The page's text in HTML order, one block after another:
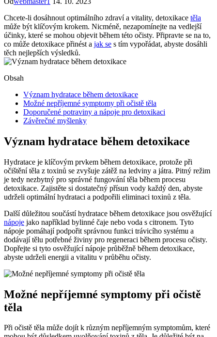
Chcete-li dosáhnout optimálního zdraví a vitality, detoxikace těla
může být klíčovým krokem. Nicméně, nezapomínejte na vedlejší
účinky, které se mohou objevit během této očisty. Připravte se na to,
co může detoxikace přinést a jak se s tím vypořádat, abyste dosáhli
těch nejlepších výsledků.
Obsah
Význam hydratace během detoxikace
Možné nepříjemné symptomy při očistě těla
Doporučené potraviny a nápoje pro detoxikaci
Závěrečné myšlenky
Význam hydratace během detoxikace
Hydratace je klíčovým prvkem během detoxikace, protože při
očištění těla z toxinů se zvyšuje zátěž na ledviny a játra. Pitný režim
je tedy nezbytný pro správné fungování těla během procesu
detoxikace. Zajistěte si dostatečný přísun vody každý den, abyste
udrželi optimální hydrataci a podpořili eliminaci toxinů z těla.
Další důležitou součástí hydratace během detoxikace jsou osvěžující
nápoje jako například bylinné čaje nebo voda s citronem. Tyto
nápoje pomáhají podpořit správnou funkci trávicího systému a
dodávají tělu potřebné živiny pro regeneraci během procesu očisty.
Dopřejte si tyto osvěžující nápoje průběžně během detoxikace,
abyste udrželi energii a vitalitu v průběhu očisty.
Možné nepříjemné symptomy při očistě
těla
Při očistě těla může dojít k různým nepříjemným symptomům, které